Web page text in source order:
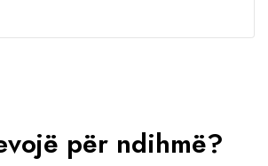
për ndihmë?